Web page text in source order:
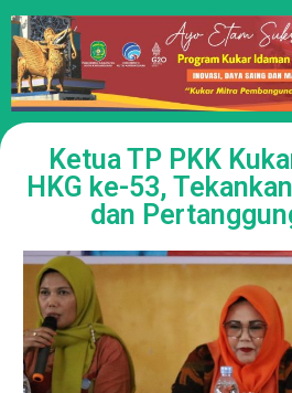
Ketua TP PKK
HKG ke-53,
dan